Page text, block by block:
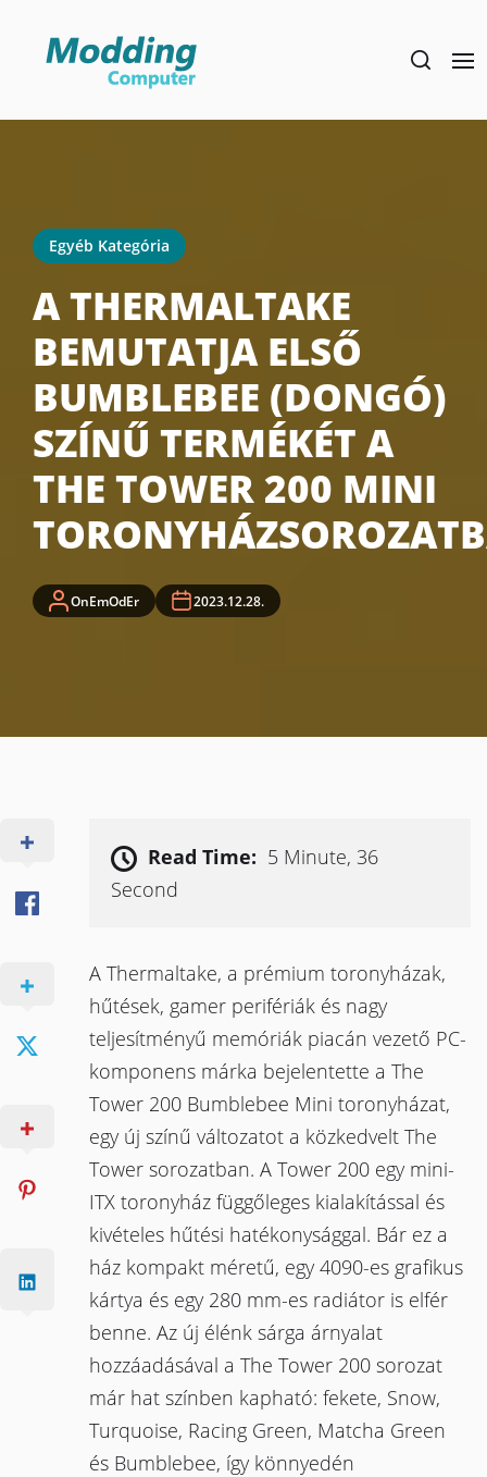
Egyéb Kategória
A THERMALTAKE
BEMUTATJA ELSŐ
BUMBLEBEE (DONGÓ)
SZÍNŰ TERMÉKÉT A
THE TOWER 200 MINI
OnEmOdEr 2023.12.28.
Read Time: 5 Minute, 36
Second
A Thermaltake, a prémium toronyházak,
hűtések, gamer perifériák és nagy
teljesítményű memóriák piacán vezető PC-
komponens márka bejelentette a The
Tower 200 Bumblebee Mini toronyházat,
egy új színű változatot a közkedvelt The
Tower sorozatban. A Tower 200 egy mini-
ITX toronyház függőleges kialakítással és
kivételes hűtési hatékonysággal. Bár ez a
ház kompakt méretű, egy 4090-es grafikus
kártya és egy 280 mm-es radiátor is elfér
benne. Az új élénk sárga árnyalat
hozzáadásával a The Tower 200 sorozat
már hat színben kapható: fekete, Snow,
Turquoise, Racing Green, Matcha Green
és Bumblebee, így könnyedén